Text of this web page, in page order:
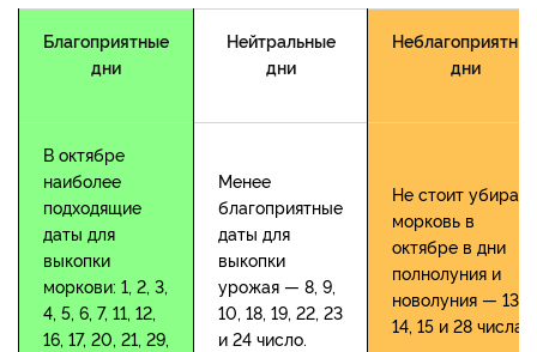
Благоприятные
дни
Нейтральные
дни
дни
В октябре
наиболее
подходящие
даты для
выкопки
моркови: 1, 2, 3,
4, 5, 6, 7, 11, 12,
16, 17, 20, 21, 29,
Менее
благоприятные
даты для
выкопки
урожая — 8, 9,
10, 18, 19, 22, 23
и 24 число.
Не стоит убирать
морковь в
октябре в дни
полнолуния и
новолуния — 13,
14, 15 и 28 числа.